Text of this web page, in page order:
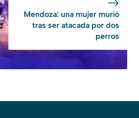
Mendoza: una mujer murió
tras ser atacada por dos
perros